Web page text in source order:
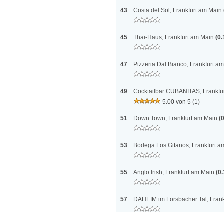
43 Costa del Sol, Frankfurt am Main
45 Thai-Haus, Frankfurt am Main
47 Pizzeria Dal Bianco, Frankfurt
49
Cocktailbar CUBANITAS,
5.00 von 5 (1)
51 Down Town, Frankfurt am Main
53 Bodega Los Gitanos, Frankfurt
55 Anglo Irish, Frankfurt am Main
57 DAHEIM im Lorsbacher Tal,